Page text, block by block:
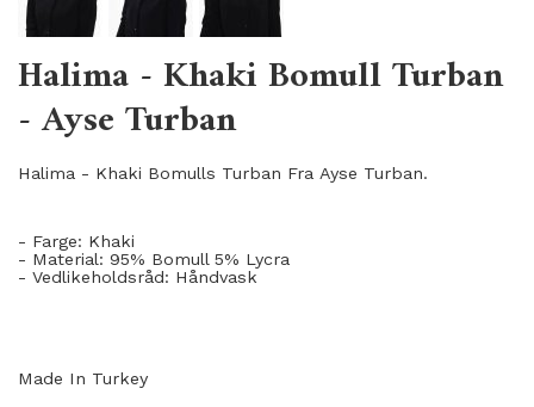
Halima - Khaki Bomull Turban
- Ayse Turban
Halima - Khaki Bomulls Turban Fra Ayse Turban.
- Farge: Khaki
- Material: 95% Bomull 5% Lycra
- Vedlikeholdsråd: Håndvask
Made In Turkey